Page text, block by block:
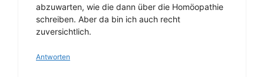
abzuwarten, wie die dann über die Homöopathie
schreiben. Aber da bin ich auch recht
zuversichtlich.
Antworten